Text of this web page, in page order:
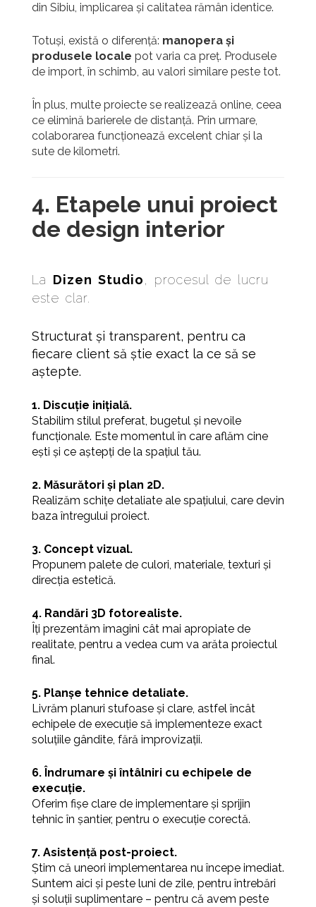
din Sibiu, implicarea și calitatea rămân identice.
Totuși, există o diferență: manopera și
produsele locale pot varia ca preț. Produsele
de import, în schimb, au valori similare peste tot.
În plus, multe proiecte se realizează online, ceea
ce elimină barierele de distanță. Prin urmare,
colaborarea funcționează excelent chiar și la
sute de kilometri.
4. Etapele unui proiect
de design interior
La Dizen Studio, procesul de lucru
este clar.
Structurat și transparent, pentru ca
fiecare client să știe exact la ce să se
aștepte.
1. Discuție inițială.
Stabilim stilul preferat, bugetul și nevoile
funcționale. Este momentul în care aflăm cine
ești și ce aștepți de la spațiul tău.
2. Măsurători și plan 2D.
Realizăm schițe detaliate ale spațiului, care devin
baza întregului proiect.
3. Concept vizual.
Propunem palete de culori, materiale, texturi și
direcția estetică.
4. Randări 3D fotorealiste.
Îți prezentăm imagini cât mai apropiate de
realitate, pentru a vedea cum va arăta proiectul
final.
5. Planșe tehnice detaliate.
Livrăm planuri stufoase și clare, astfel încât
echipele de execuție să implementeze exact
soluțiile gândite, fără improvizații.
6. Îndrumare și întâlniri cu echipele de
execuție.
Oferim fișe clare de implementare și sprijin
tehnic în șantier, pentru o execuție corectă.
7. Asistență post-proiect.
Știm că uneori implementarea nu începe imediat.
Suntem aici și peste luni de zile, pentru întrebări
și soluții suplimentare – pentru că avem peste